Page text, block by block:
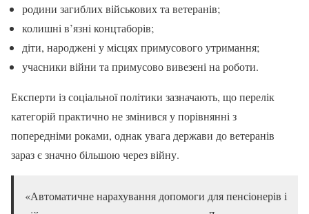
родини загиблих військових та ветеранів;
колишні в’язні концтаборів;
діти, народжені у місцях примусового утримання;
учасники війни та примусово вивезені на роботи.
Експерти із соціальної політики зазначають, що перелік
категорій практично не змінився у порівнянні з
попередніми роками, однак увага держави до ветеранів
зараз є значно більшою через війну.
«Автоматичне нарахування допомоги для пенсіонерів і